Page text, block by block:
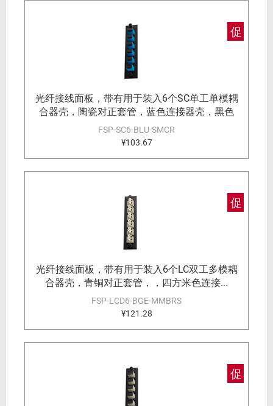
促
光纤接线面板，带有用于装入6个SC单工单模耦
合器壳，陶瓷对正套管，蓝色连接器壳，黑色
FSP-SC6-BLU-SMCR
¥103.67
促
光纤接线面板，带有用于装入6个LC双工多模耦
合器壳，青铜对正套管，，四方米色连接...
FSP-LCD6-BGE-MMBRS
¥121.28
促